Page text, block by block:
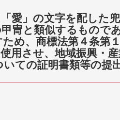
「愛」の文字を配し
冑と類似するもので
め、商標法第４条第
用させ、地域振興・
ての証明書類等の